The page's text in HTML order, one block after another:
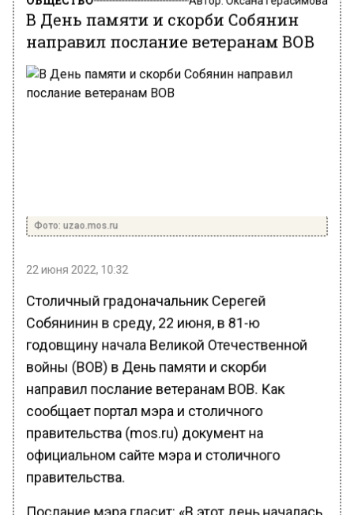
В День памяти и скорби Собянин
направил послание ветеранам ВОВ
Фото: uzao.mos.ru
22 июня 2022, 10:32
Столичный градоначальник Серегей
Собянинин в среду, 22 июня, в 81-ю
годовщину начала Великой Отечественной
войны (ВОВ) в День памяти и скорби
направил послание ветеранам ВОВ. Как
сообщает портал мэра и столичного
правительства (mos.ru) документ на
официальном сайте мэра и столичного
правительства.
Послание мэра гласит: «В этот день началась